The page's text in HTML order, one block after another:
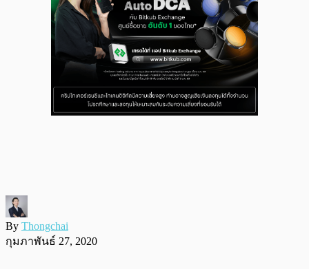
By Thongchai
กุมภาพันธ์ 27, 2020